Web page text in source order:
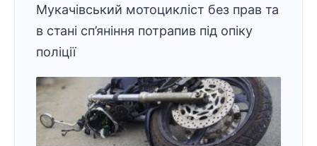
Мукачівський мотоцикліст без прав та
в стані сп’яніння потрапив під опіку
поліції